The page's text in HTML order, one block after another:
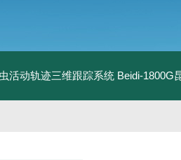
活动轨迹三维跟踪系统 Beidi-1800G